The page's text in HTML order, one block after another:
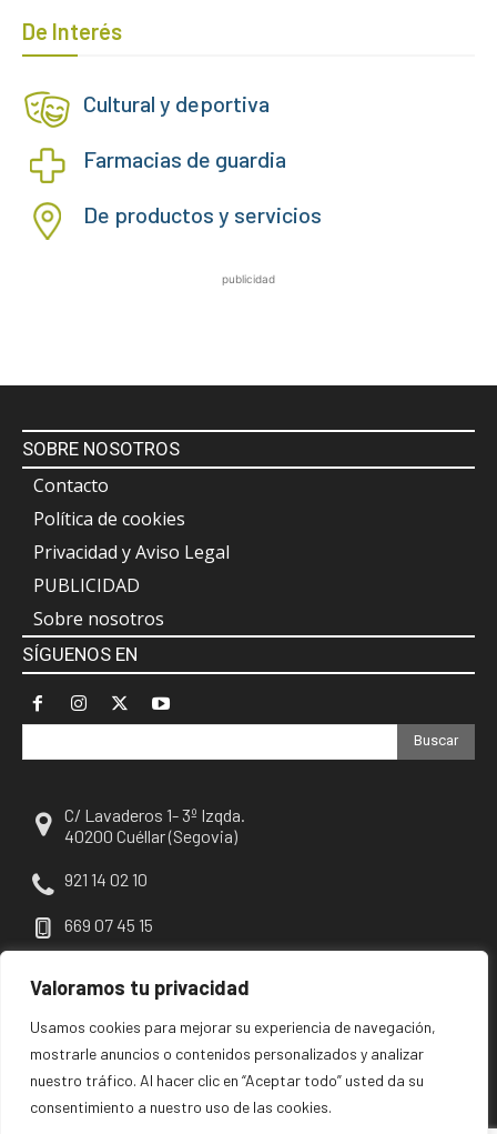
Valoramos tu privacidad
Usamos cookies para mejorar su experiencia de navegación,
mostrarle anuncios o contenidos personalizados y analizar
nuestro tráfico. Al hacer clic en “Aceptar todo” usted da su
consentimiento a nuestro uso de las cookies.
De Interés
Cultural y deportiva
Farmacias de guardia
De productos y servicios
publicidad
SOBRE NOSOTROS
Contacto
Política de cookies
Privacidad y Aviso Legal
PUBLICIDAD
Sobre nosotros
SÍGUENOS EN
Buscar
C/ Lavaderos 1- 3º Izqda.
40200 Cuéllar (Segovia)
921 14 02 10
669 07 45 15